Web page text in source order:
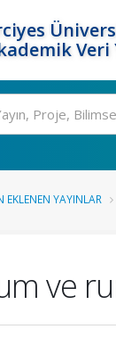
EKLENEN YAYINLAR
ve